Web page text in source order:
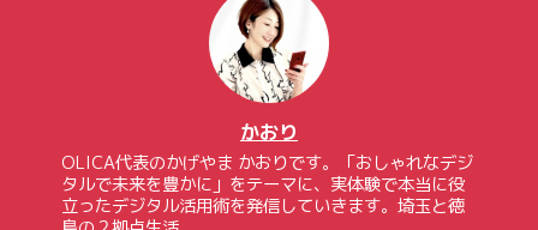
かおり
OLICA代表のかげやま かおりです。「おしゃれなデジ
タルで未来を豊かに」をテーマに、実体験で本当に役
立ったデジタル活用術を発信していきます。埼玉と徳